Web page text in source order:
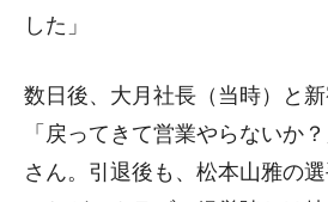
した」
数日後、大月社長（当時）と新
「戻ってきて営業やらないか
さん。引退後も、松本山雅の